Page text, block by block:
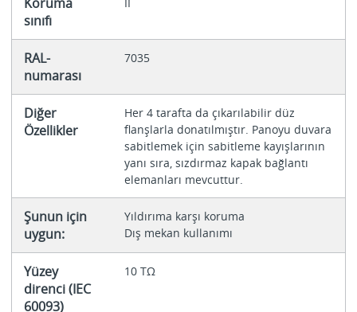
sınıfı
RAL-
numarası
7035
Diğer
Özellikler
Her 4 tarafta da çıkarılabilir düz
flanşlarla donatılmıştır. Panoyu duvara
sabitlemek için sabitleme kayışlarının
yanı sıra, sızdırmaz kapak bağlantı
elemanları mevcuttur.
Şunun için
uygun:
Yıldırıma karşı koruma
Dış mekan kullanımı
Yüzey
direnci (IEC
60093)
10 TΩ